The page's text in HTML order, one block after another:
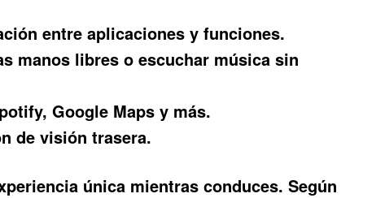
entre aplicaciones y funciones.
manos libres o escuchar música sin
Google Maps y más.
de visión trasera.
única mientras conduces. Según